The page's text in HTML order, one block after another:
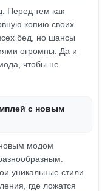
Перед тем как
копию своих
бед, но шансы
огромны. Да и
чтобы не
с новым
модом
уникальные стили
где ложатся